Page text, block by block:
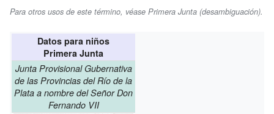
Para otros usos de este término, véase Primera Junta (desambiguación).
Datos para niños
Primera Junta
Junta Provisional Gubernativa
de las Provincias del Río de la
Plata a nombre del Señor Don
Fernando VII